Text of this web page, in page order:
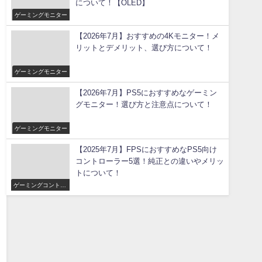
ゲーミングモニター
について！【OLED】
ゲーミングモニター
【2026年7月】おすすめの4Kモニター！メ
リットとデメリット、選び方について！
ゲーミングモニター
【2026年7月】PS5におすすめなゲーミン
グモニター！選び方と注意点について！
ゲーミングコントロ
ーラー
【2025年7月】FPSにおすすめなPS5向け
コントローラー5選！純正との違いやメリッ
トについて！